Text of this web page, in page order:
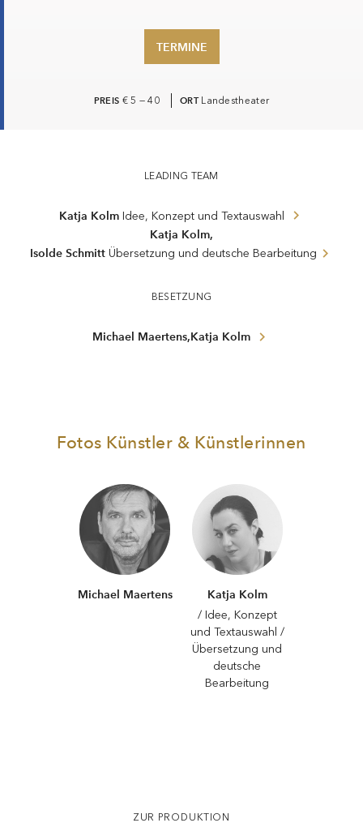
Pfingsten 2026
Abonnements
Karteninformation
TERMINE
PREIS € 5 — 40 ORT Landestheater
LEADING TEAM
Katja Kolm Idee, Konzept und Textauswahl
Katja Kolm,
Isolde Schmitt Übersetzung und deutsche Bearbeitung
BESETZUNG
Michael Maertens,Katja Kolm
Fotos Künstler & Künstlerinnen
Michael Maertens Katja Kolm
/ Idee, Konzept
und Textauswahl /
Übersetzung und
deutsche
Bearbeitung
ZUR PRODUKTION